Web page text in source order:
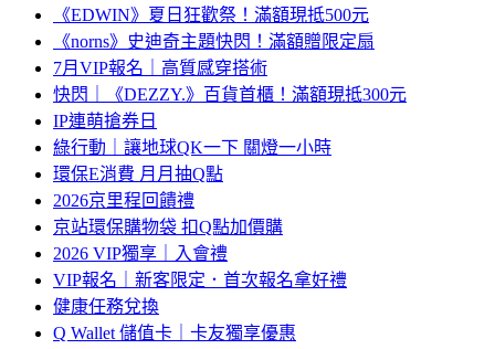
《EDWIN》夏日狂歡祭！滿額現抵500元
《norns》史迪奇主題快閃！滿額贈限定扇
7月VIP報名｜高質感穿搭術
快閃｜《DEZZY.》百貨首櫃！滿額現抵300元
IP連萌搶券日
綠行動｜讓地球QK一下 關燈一小時
環保E消費 月月抽Q點
2026京里程回饋禮
京站環保購物袋 扣Q點加價購
2026 VIP獨享｜入會禮
VIP報名｜新客限定．首次報名拿好禮
健康任務兌換
Q Wallet 儲值卡｜卡友獨享優惠